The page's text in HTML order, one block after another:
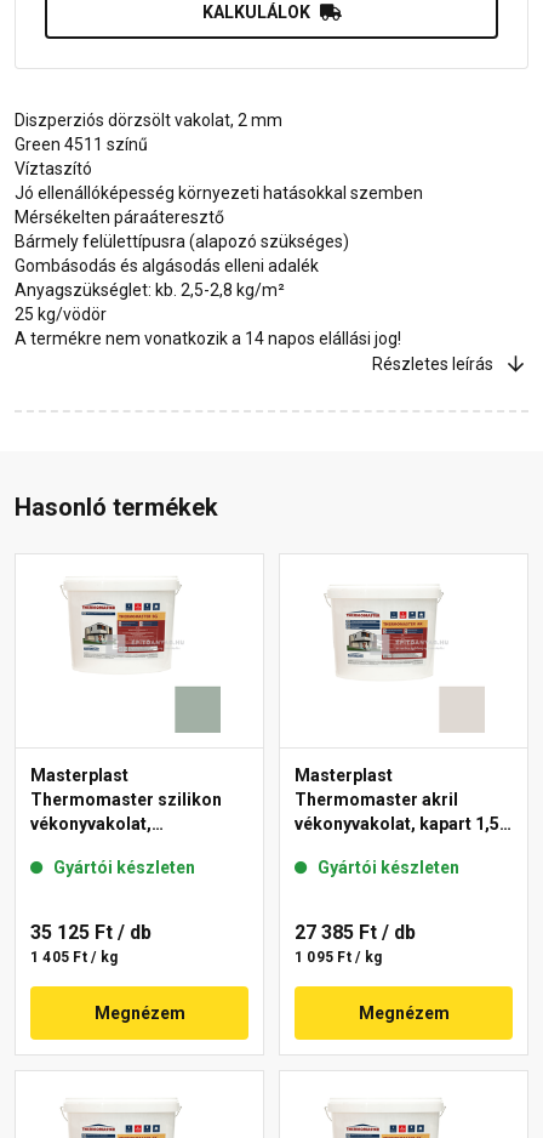
KALKULÁLOK
Diszperziós dörzsölt vakolat, 2 mm
Green 4511 színű
Víztaszító
Jó ellenállóképesség környezeti hatásokkal szemben
Mérsékelten páraáteresztő
Bármely felülettípusra (alapozó szükséges)
Gombásodás és algásodás elleni adalék
Anyagszükséglet: kb. 2,5-2,8 kg/m²
25 kg/vödör
A termékre nem vonatkozik a 14 napos elállási jog!
Részletes leírás
Hasonló termékek
Masterplast
Thermomaster szilikon
vékonyvakolat,
43-D 25 kg
Gyártói készleten
35 125 Ft / db
1 405 Ft / kg
Megnézem
Masterplast
Thermomaster akril
vékonyvakolat, kapart 1,5
Gyártói készleten
27 385 Ft / db
1 095 Ft / kg
Megnézem